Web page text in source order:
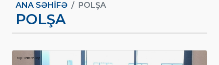
ANA SƏHIFƏ POLŞA
POLŞA